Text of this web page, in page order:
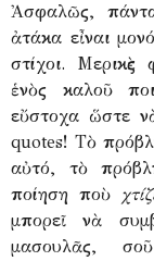
Ἀσφαλῶς,
ἀτάκα εἶναι
στίχοι. Μερικὲς
ἑνὸς καλοῦ
εὔστοχα ὥστε
quotes! Τὸ
αὐτό, τὸ
ποίηση ποὺ
μπορεῖ νὰ
μασουλᾶς,